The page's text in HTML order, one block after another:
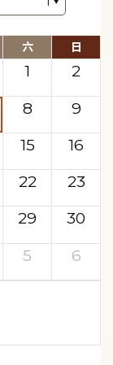
六 日
1
2
8
9
15
16
22
23
29
30
5 6